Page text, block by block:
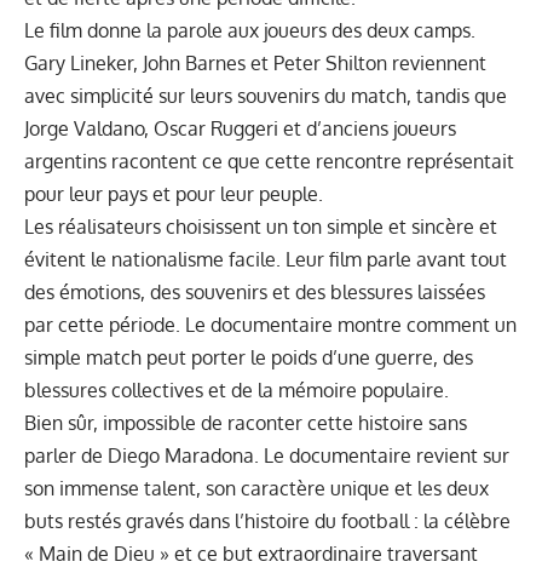
Le film donne la parole aux joueurs des deux camps.
Gary Lineker, John Barnes et Peter Shilton reviennent
avec simplicité sur leurs souvenirs du match, tandis que
Jorge Valdano, Oscar Ruggeri et d’anciens joueurs
argentins racontent ce que cette rencontre représentait
pour leur pays et pour leur peuple.
Les réalisateurs choisissent un ton simple et sincère et
évitent le nationalisme facile. Leur film parle avant tout
des émotions, des souvenirs et des blessures laissées
par cette période. Le documentaire montre comment un
simple match peut porter le poids d’une guerre, des
blessures collectives et de la mémoire populaire.
Bien sûr, impossible de raconter cette histoire sans
parler de Diego Maradona. Le documentaire revient sur
son immense talent, son caractère unique et les deux
buts restés gravés dans l’histoire du football : la célèbre
« Main de Dieu » et ce but extraordinaire traversant